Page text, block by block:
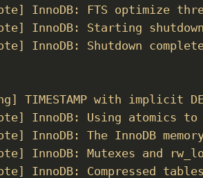
InnoDB: FTS optimize
InnoDB: Starting
InnoDB: Shutdown
TIMESTAMP with
InnoDB: Using atomics
InnoDB: The InnoDB
InnoDB: Mutexes and
InnoDB: Compressed